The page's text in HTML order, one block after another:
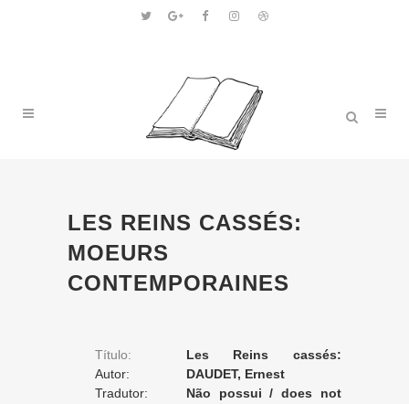
LES REINS CASSÉS:
MOEURS
CONTEMPORAINES
Título:
Les Reins cassés:
moeurs contemporaines
Autor:
DAUDET, Ernest
Tradutor:
Não possui / does not